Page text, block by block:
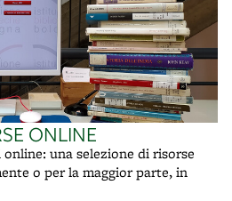
ONLINE
una selezione di risorse
o per la maggior parte, in